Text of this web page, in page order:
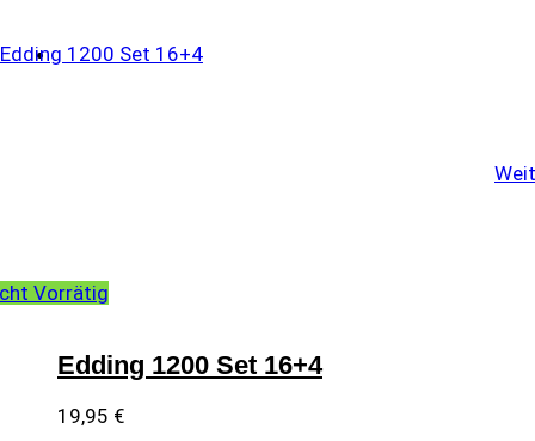
Vorrätig
Edding 1200 Set 16+4
19,95 €